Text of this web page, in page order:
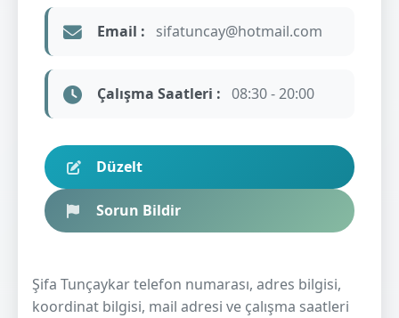
Email : sifatuncay@hotmail.com
Çalışma Saatleri : 08:30 - 20:00
Düzelt
Sorun Bildir
Şifa Tunçaykar telefon numarası, adres bilgisi,
koordinat bilgisi, mail adresi ve çalışma saatleri